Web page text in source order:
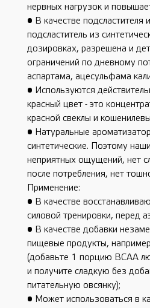
нервных нагрузок и
• В качестве подсластителя
подсластитель из
дозировках, разрешена и
ограничений по дневному
аспартама, ацесульфама
• Используются
красный цвет - это
красной свеклы и
• Натуральные
синтетические. Поэтому
неприятных ощущений, нет
после потребления, нет
Применение:
• В качестве
силовой тренировки, перед
• В качестве добавки
пищевые продукты,
(добавьте 1 порцию BCAA
и получите сладкую без
питательную овсянку);
• Может использоваться в